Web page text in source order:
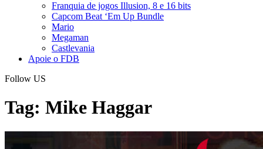
Franquia de jogos Illusion, 8 e 16 bits
Capcom Beat ‘Em Up Bundle
Mario
Megaman
Castlevania
Apoie o FDB
Follow US
Tag: Mike Haggar